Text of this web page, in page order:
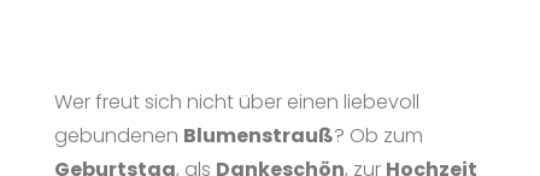
Wer freut sich nicht über einen liebevoll
gebundenen Blumenstrauß? Ob zum
Geburtstag, als Dankeschön, zur Hochzeit